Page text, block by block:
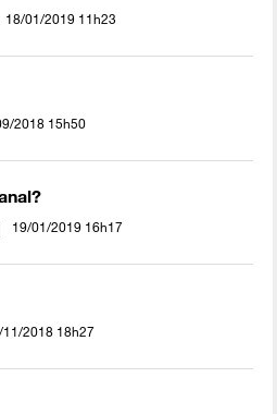
‎18/01/2019 11h23
2018 15h50
‎19/01/2019 16h17
11/2018 18h27